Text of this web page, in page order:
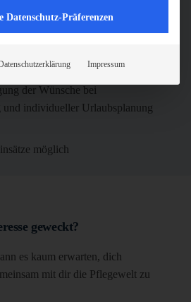
in verschiedenen
der Wünsche bei
und individueller Urlaubsplanung
möglich
geweckt?
es kaum erwarten, dich
mit dir die Pflegewelt zu
Datenschutz-Präferenzen
Impressum